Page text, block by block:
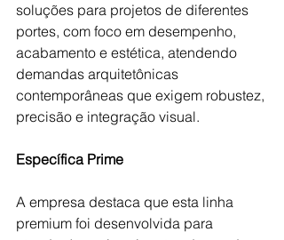
soluções para projetos de diferentes
portes, com foco em desempenho,
acabamento e estética, atendendo
demandas arquitetônicas
contemporâneas que exigem robustez,
precisão e integração visual.
Específica Prime
A empresa destaca que esta linha
premium foi desenvolvida para